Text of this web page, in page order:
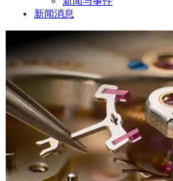
新闻消息